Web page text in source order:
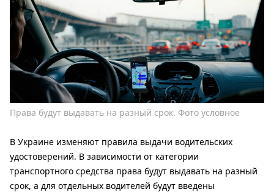
Права будут выдавать на разный срок. Фото условное
В Украине изменяют правила выдачи водительских
удостоверений. В зависимости от категории
транспортного средства права будут выдавать на разный
срок, а для отдельных водителей будут введены